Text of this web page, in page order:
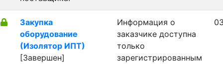
Закупка
оборудование
(Изолятор ИПТ)
[Завершен]
Информация о
заказчике доступна
только
зарегистрированным